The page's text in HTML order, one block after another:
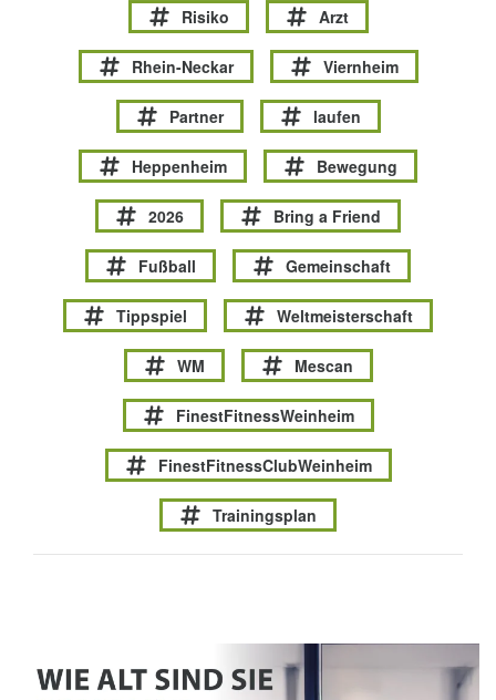
Risiko Arzt
Rhein-Neckar Viernheim
Partner laufen
Heppenheim Bewegung
2026 Bring a Friend
Fußball Gemeinschaft
Tippspiel Weltmeisterschaft
WM Mescan
FinestFitnessWeinheim
FinestFitnessClubWeinheim
Trainingsplan